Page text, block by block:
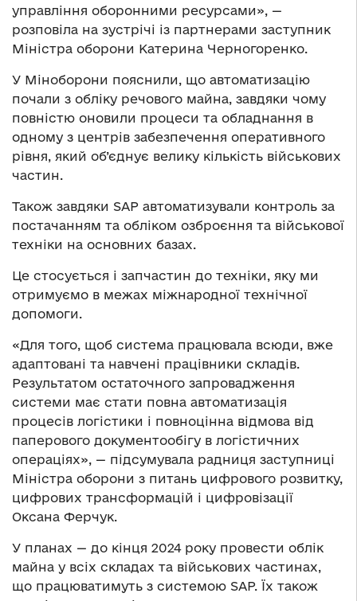
управління оборонними ресурсами», —
розповіла на зустрічі із партнерами заступник
Міністра оборони Катерина Черногоренко.
У Міноборони пояснили, що автоматизацію
почали з обліку речового майна, завдяки чому
повністю оновили процеси та обладнання в
одному з центрів забезпечення оперативного
рівня, який об’єднує велику кількість військових
частин.
Також завдяки SAP автоматизували контроль за
постачанням та обліком озброєння та військової
техніки на основних базах.
Це стосується і запчастин до техніки, яку ми
отримуємо в межах міжнародної технічної
допомоги.
«Для того, щоб система працювала всюди, вже
адаптовані та навчені працівники складів.
Результатом остаточного запровадження
системи має стати повна автоматизація
процесів логістики і повноцінна відмова від
паперового документообігу в логістичних
операціях», — підсумувала радниця заступниці
Міністра оборони з питань цифрового розвитку,
цифрових трансформацій і цифровізації
Оксана Ферчук.
У планах — до кінця 2024 року провести облік
майна у всіх складах та військових частинах,
що працюватимуть з системою SAP. Їх також